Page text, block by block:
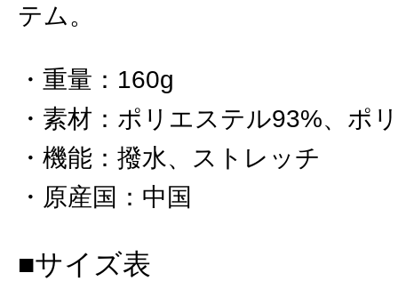
テム。
重量 ： 160g
素材 ： ポリエステル93%、ポ
機能 ： 撥水、ストレッチ
原産国 ： 中国
■サイズ表